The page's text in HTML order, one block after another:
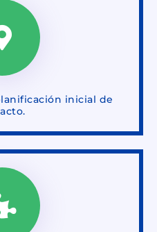
inicial de